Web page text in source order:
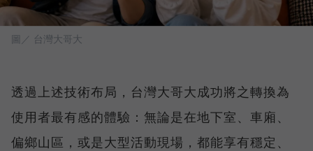
圖／ 台灣大哥大
透過上述技術布局，台灣大哥大成功將之轉換為
使用者最有感的體驗：無論是在地下室、車廂、
偏鄉山區，或是大型活動現場，都能享有穩定、